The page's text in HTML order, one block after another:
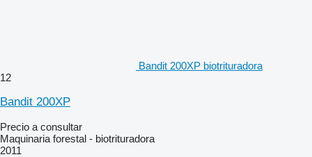
Bandit 200XP biotrituradora
12
Bandit 200XP
Precio a consultar
Maquinaria forestal - biotrituradora
2011